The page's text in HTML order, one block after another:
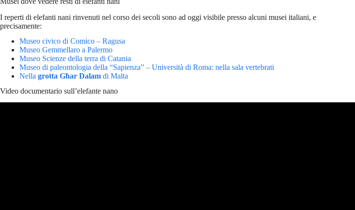
I reperti di elefanti nani rinvenuti nel corso dei secoli sono ad oggi visibile presso alcuni musei italiani, e
precisamente:
Museo civico di Comico – Ragusa
Museo Gemmellaro a Palermo
Museo Scienze della terra di Catania
Museo di paleontologia della “Sapienza” – Università di Roma: nella sala vertebrati
Nella grotta Għar Dalam di Malta
Video documentario sull’elefante nano